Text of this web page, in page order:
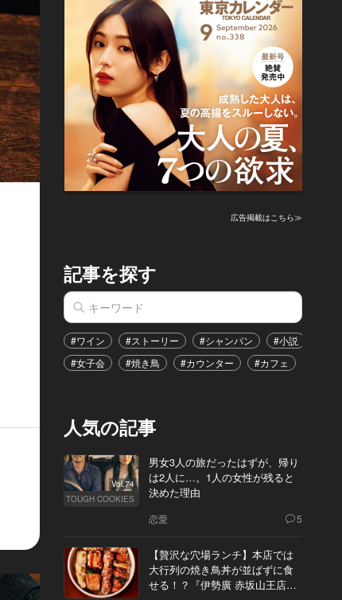
広告掲載はこちら≫
記事を探す
#ワイン #ストーリー #シャンパン #小説
#女子会
#焼き鳥 #カウンター #カフェ
人気の記事
Vol.74
TOUGH COOKIES
男女3人の旅だったはずが、帰り
は2人に…。1人の女性が残ると
決めた理由
恋愛 5
【贅沢な穴場ランチ】本店では
大行列の焼き鳥丼が並ばずに食
せる！？『伊勢廣 赤坂山王店』